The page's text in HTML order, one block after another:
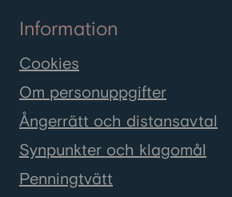
Information
Cookies
Om personuppgifter
Ångerrätt och distansavtal
Synpunkter och klagomål
Penningtvätt